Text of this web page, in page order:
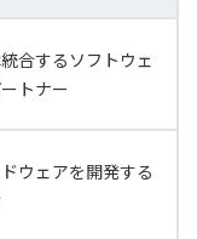
合するソフトウェ
トナー
ウェアを開発する